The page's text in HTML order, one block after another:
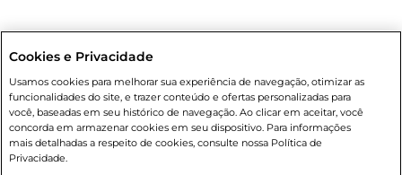
é o do carrinho de compras. Fotos ilustrativas. Compras sujeitas a
confirmação de estoque. Compras podem ser canceladas em caso
de suspeita de fraude. A fim de garantir o acesso de um maior
número de clientes as nossas promoções, a compra de produtos
com preços promocionais poderá ter sua quantidade limitada por
cliente. Os preços, ofertas e condições são exclusivos para o e-
Cookies e Privacidade
Usamos cookies para melhorar sua experiência de navegação, otimizar as
funcionalidades do site, e trazer conteúdo e ofertas personalizadas para
você, baseadas em seu histórico de navegação. Ao clicar em aceitar, você
concorda em armazenar cookies em seu dispositivo. Para informações
mais detalhadas a respeito de cookies, consulte nossa Política de
Privacidade.